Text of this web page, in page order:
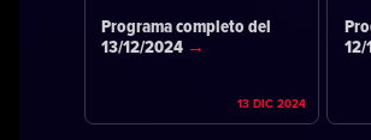
Programa completo del
13/12/2024
13 DIC 2024